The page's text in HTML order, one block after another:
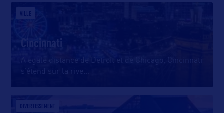
VILLE
Cincinnati
A égale distance de Detroit et de Chicago, Cincinnati
s’étend sur la rive
DIVERTISSEMENT